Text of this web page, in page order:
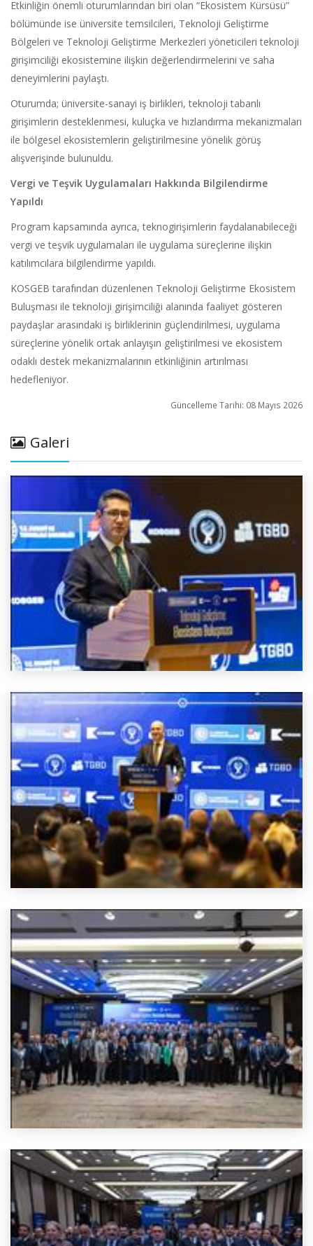
Etkinliğin önemli oturumlarından biri olan “Ekosistem Kürsüsü”
bölümünde ise üniversite temsilcileri, Teknoloji Geliştirme
Bölgeleri ve Teknoloji Geliştirme Merkezleri yöneticileri teknoloji
girişimciliği ekosistemine ilişkin değerlendirmelerini ve saha
deneyimlerini paylaştı.
Oturumda; üniversite-sanayi iş birlikleri, teknoloji tabanlı
girişimlerin desteklenmesi, kuluçka ve hızlandırma mekanizmaları
ile bölgesel ekosistemlerin geliştirilmesine yönelik görüş
alışverişinde bulunuldu.
Vergi ve Teşvik Uygulamaları Hakkında Bilgilendirme
Yapıldı
Program kapsamında ayrıca, teknogirişimlerin faydalanabileceği
vergi ve teşvik uygulamaları ile uygulama süreçlerine ilişkin
katılımcılara bilgilendirme yapıldı.
KOSGEB tarafından düzenlenen Teknoloji Geliştirme Ekosistem
Buluşması ile teknoloji girişimciliği alanında faaliyet gösteren
paydaşlar arasındaki iş birliklerinin güçlendirilmesi, uygulama
süreçlerine yönelik ortak anlayışın geliştirilmesi ve ekosistem
odaklı destek mekanizmalarının etkinliğinin artırılması
hedefleniyor.
Güncelleme Tarihi: 08 Mayıs 2026
Galeri